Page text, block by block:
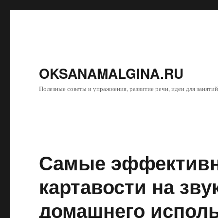
OKSANAMALGINA.RU
Полезные советы и упражнения, развитие речи, идеи для
Самые
картавости на
домашнего